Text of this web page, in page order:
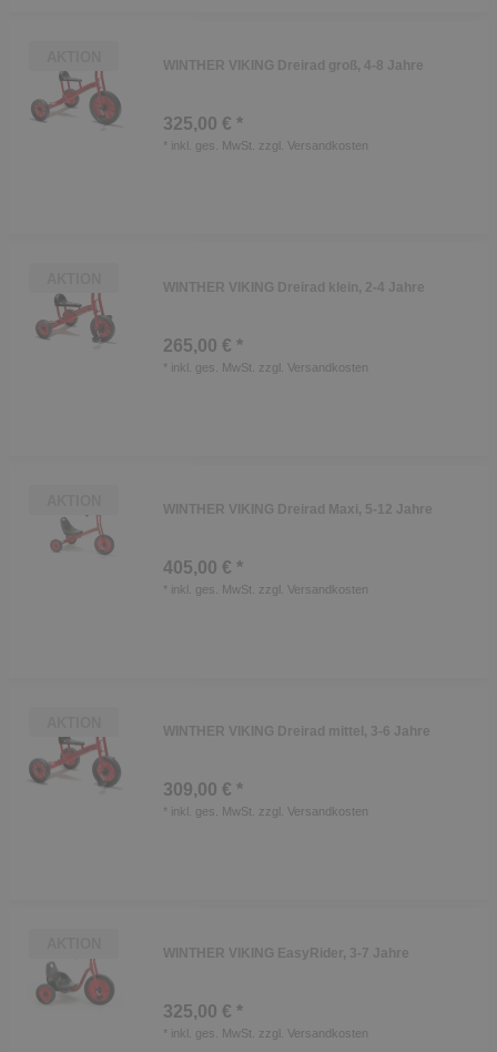
WINTHER VIKING Dreirad groß, 4-8 Jahre
325,00 € *
* inkl. ges. MwSt. zzgl. Versandkosten
WINTHER VIKING Dreirad klein, 2-4 Jahre
265,00 € *
* inkl. ges. MwSt. zzgl. Versandkosten
WINTHER VIKING Dreirad Maxi, 5-12 Jahre
405,00 € *
* inkl. ges. MwSt. zzgl. Versandkosten
WINTHER VIKING Dreirad mittel, 3-6 Jahre
309,00 € *
* inkl. ges. MwSt. zzgl. Versandkosten
WINTHER VIKING EasyRider, 3-7 Jahre
325,00 € *
* inkl. ges. MwSt. zzgl. Versandkosten